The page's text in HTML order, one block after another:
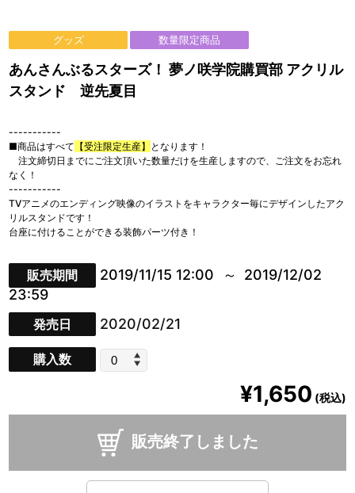
グッズ 数量限定商品
あんさんぶるスターズ！ 夢ノ咲学院購買部 アクリル
スタンド 逆先夏目
-----------
■商品はすべて 【受注限定生産】
となります！
注文締切日までにご注文頂いた数量だけを生産しますので、ご注文をお忘れ
なく！
-----------
TVアニメのエンディング映像のイラストをキャラクター毎にデザインしたアク
リルスタンドです！
台座に付けることができる装飾パーツ付き！
販売期間 2019/11/15 12:00
2019/12/02
23:59
発売日 2020/02/21
購入数
¥1,650 (税込)
販売終了しました